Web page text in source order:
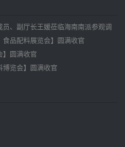
、副厅长王媛莅临海南南派参观调
食品配料展览会】圆满收官
】圆满收官
博览会】圆满收官